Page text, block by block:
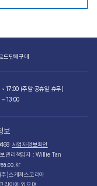
보
사업자정보확인
관리책임자 : Willie Tan
)스케쳐스코리아
리아에 있으며,
드단체구매
17:00 (주말·공휴일 휴무)
~ 13:00